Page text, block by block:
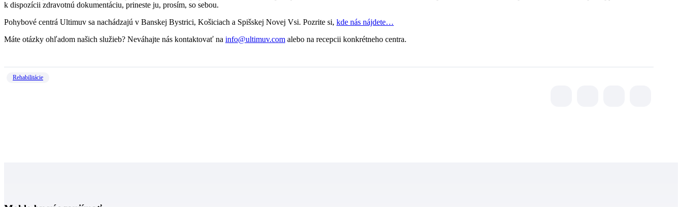
k dispozícii zdravotnú dokumentáciu, prineste ju, prosím, so sebou.
Pohybové centrá Ultimuv sa nachádzajú v Banskej Bystrici, Košiciach a Spišskej Novej Vsi. Pozrite si, kde nás nájdete…
Máte otázky ohľadom našich služieb? Neváhajte nás kontaktovať na info@ultimuv.com alebo na recepcii konkrétneho centra.
Rehabilitácie